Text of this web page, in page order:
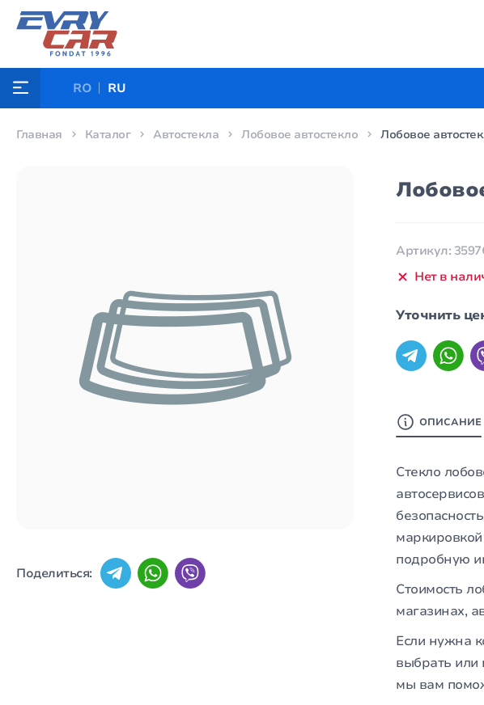
RO RU
Главная Каталог Автостекла Лобовое автостекло Лобовое
Поделиться:
Артикул:
Нет в
Уточнить
ОПИСАНИЕ
Стекло
автосервисов
подробную
Стоимость
магазинах,
Если нужна
выбрать или
мы вам